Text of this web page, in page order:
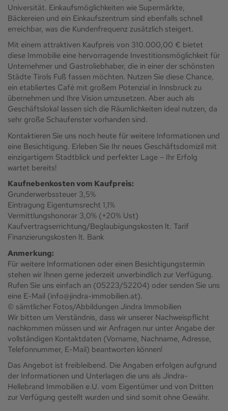
Universität. Einkaufsmöglichkeiten wie Supermärkte,
Bäckereien und ein Einkaufszentrum sind ebenfalls schnell
erreichbar, was die Kundenfrequenz zusätzlich steigert.
Mit einem attraktiven Kaufpreis von 310.000,00 € bietet
diese Immobilie eine hervorragende Investitionsmöglichkeit für
Unternehmer und Gastroliebhaber, die in einer der schönsten
Städte Tirols Fuß fassen möchten. Nutzen Sie diese Chance,
ein etabliertes Café mit großem Potenzial in Innsbruck zu
übernehmen und Ihre Vision umzusetzen. Aber auch als
Geschäftslokal lassen sich die Räumlichkeiten ideal nutzen, da
sehr große Schaufenster vorhanden sind.
Kontaktieren Sie uns noch heute für weitere Informationen und
eine Besichtigung. Erleben Sie Ihr neues Geschäftsdomizil mit
einzigartigem Stadtblick und perfekter Lage – Ihr Erfolg
wartet bereits!
Kaufnebenkosten vom Kaufpreis:
Grunderwerbssteuer 3,5%
Eintragung Eigentumsrecht 1,1%
Vermittlungshonorar 3,0% (+20% Ust)
Kaufvertragserrichtung/Beglaubigungskosten lt. Tarif
Finanzierungskosten lt. Bank
Anmerkung:
Für weitere Informationen oder einen Besichtigungstermin
stehen wir Ihnen gerne jederzeit unverbindlich zur Verfügung.
Rufen Sie uns einfach an (05223/52204) oder senden Sie uns
eine E-Mail (info@jindra-immobilien.at).
© sämtlicher Fotos/Abbildungen Jindra Immobilien
Wir bitten um Verständnis, dass wir unserer Nachweispflicht
nachkommen müssen und wir Anfragen nur unter Angabe der
vollständigen Kontaktdaten (Vorname, Nachname, Adresse,
Telefonnummer, E-Mail) beantworten können!
Das Angebot ist freibleibend. Die Angaben erfolgen aufgrund
der Informationen und Unterlagen die uns als Jindra-
Hellebrand Immobilien e.U. vom Eigentümer und von Dritten
zur Verfügung gestellt wurden und sind somit ohne Gewähr.